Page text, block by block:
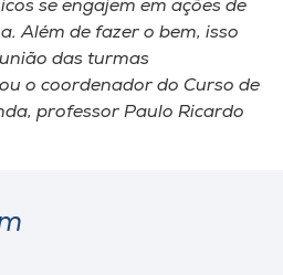
se engajem em ações de
Além de fazer o bem, isso
das turmas
o coordenador do Curso de
professor Paulo Ricardo